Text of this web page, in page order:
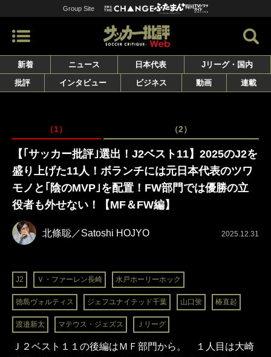
Group Site
新着 ニュース 日本代表
Jリーグ・国内
批評
インタビュー ビジネス 動画 連載
（1） （2）
【｢サッカー批評｣選出！J2ベスト11】2025のJ2を
盛り上げた11人！ボランチには元日本代表のツワ
モノと｢陰のMVP｣を配置！FW部門では優勝の立
役者も外せない！【MF＆FW編】
北條聡／Satoshi HOJYO 2025.12.31
J2 Ｖ・ファーレン長崎 水戸ホーリーホック
徳島ヴォルティス ジェフユナイテッド千葉 山口蛍 椿直起
渡邉新太 マテウス・ジェズス Ｊリーグ
Ｊ２ベスト１１の後編はＭＦ部門から。 １人目は大崎